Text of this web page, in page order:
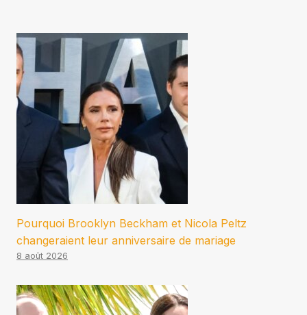
Pourquoi Brooklyn Beckham et Nicola Peltz
changeraient leur anniversaire de mariage
8 août 2026